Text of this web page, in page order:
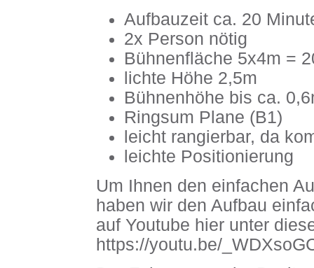
Aufbauzeit ca. 20
2x Person nötig
Bühnenfläche 5x4m =
lichte Höhe 2,5m
Bühnenhöhe bis ca.
Ringsum Plane (B1)
leicht rangierbar, da
leichte Positionierung
Um Ihnen den einfachen
haben wir den Aufbau
auf Youtube hier unter
https://youtu.be/